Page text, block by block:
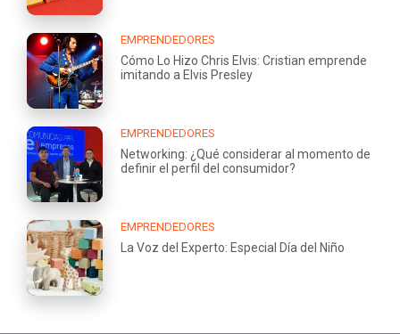
EMPRENDEDORES
Cómo Lo Hizo Chris Elvis: Cristian emprende
imitando a Elvis Presley
EMPRENDEDORES
Networking: ¿Qué considerar al momento de
definir el perfil del consumidor?
EMPRENDEDORES
La Voz del Experto: Especial Día del Niño